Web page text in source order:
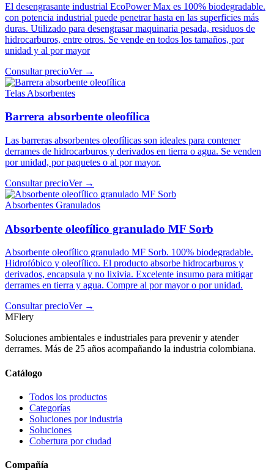
El desengrasante industrial EcoPower Max es 100% biodegradable.
con potencia industrial puede penetrar hasta en las superficies más
duras. Utilizado para desengrasar maquinaria pesada, residuos de
hidrocarburos, entre otros. Se vende en todos los tamaños, por
unidad y al por mayor
Consultar precioVer →
Telas Absorbentes
Barrera absorbente oleofílica
Las barreras absorbentes oleofílicas son ideales para contener
derrames de hidrocarburos y derivados en tierra o agua. Se venden
por unidad, por paquetes o al por mayor.
Consultar precioVer →
Absorbentes Granulados
Absorbente oleofílico granulado MF Sorb
Absorbente oleofílico granulado MF Sorb. 100% biodegradable.
Hidrofóbico y oleofílico. El producto absorbe hidrocarburos y
derivados, encapsula y no lixivia. Excelente insumo para mitigar
derrames en tierra y agua. Compre al por mayor o por unidad.
Consultar precioVer →
MFlery
Soluciones ambientales e industriales para prevenir y atender
derrames. Más de 25 años acompañando la industria colombiana.
Catálogo
Todos los productos
Categorías
Soluciones por industria
Soluciones
Cobertura por ciudad
Compañía